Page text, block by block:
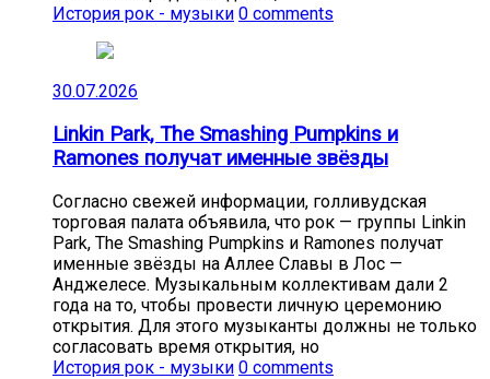
История рок - музыки 0 comments
30.07.2026
Linkin Park, The Smashing Pumpkins и
Ramones получат именные звёзды
Согласно свежей информации, голливудская
торговая палата объявила, что рок — группы Linkin
Park, The Smashing Pumpkins и Ramones получат
именные звёзды на Аллее Славы в Лос —
Анджелесе. Музыкальным коллективам дали 2
года на то, чтобы провести личную церемонию
открытия. Для этого музыканты должны не только
согласовать время открытия, но
История рок - музыки 0 comments